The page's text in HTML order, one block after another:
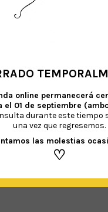
online permanecerá
el 01 de septiembre
durante este tiempo
una vez que regresemos.
las molestias
♡